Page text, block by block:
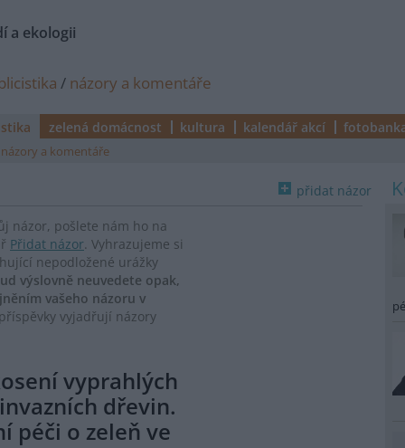
a ekologii
/ názory a komentáře
zelená domácnost kultura kalendář akcí
názory a komentáře
přidat názor
názor, pošlete nám ho na
Přidat názor. Vyhrazujeme si
nepodložené urážky
výslovně neuvedete opak,
vašeho názoru v
vyjadřují názory
vyprahlých
dřevin.
péči o zeleň ve